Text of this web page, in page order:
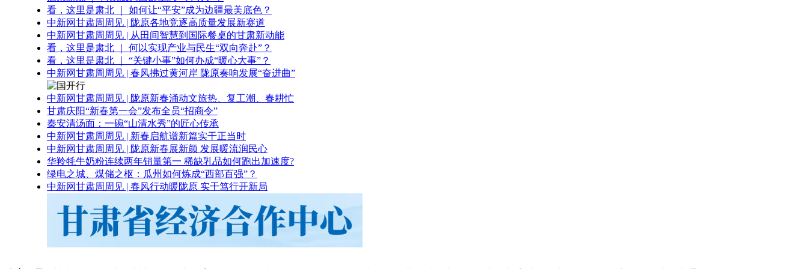
看，这里是肃北 ｜ 如何让“平安”成为边疆最美底色？
中新网甘肃周周见 | 陇原各地竞逐高质量发展新赛道
中新网甘肃周周见 | 从田间智慧到国际餐桌的甘肃新动能
看，这里是肃北 ｜ 何以实现产业与民生“双向奔赴”？
看，这里是肃北 ｜ “关键小事”如何办成“暖心大事”？
中新网甘肃周周见 | 春风拂过黄河岸 陇原奏响发展“奋进曲”
中新网甘肃周周见 | 陇原新春涌动文旅热、复工潮、春耕忙
甘肃庆阳“新春第一会”发布全员“招商令”
秦安清汤面：一碗“山清水秀”的匠心传承
中新网甘肃周周见 | 新春启航谱新篇实干正当时
中新网甘肃周周见 | 陇原新春展新颜 发展暖流润民心
华羚牦牛奶粉连续两年销量第一 稀缺乳品如何跑出加速度?
绿电之城、煤储之枢：瓜州如何炼成“西部百强”？
中新网甘肃周周见 | 春风行动暖陇原 实干笃行开新局